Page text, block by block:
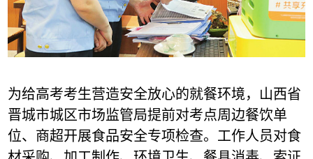
为给高考考生营造安全放心的就餐环境，山西省
晋城市城区市场监管局提前对考点周边餐饮单
位、商超开展食品安全专项检查。工作人员对食